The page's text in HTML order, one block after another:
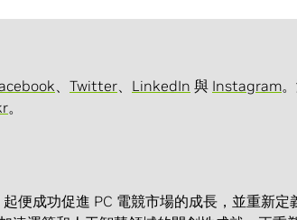
、 Twitter、 LinkedIn 與 Instagram
。
便成功促進 PC 電競市場的成長，並重新定